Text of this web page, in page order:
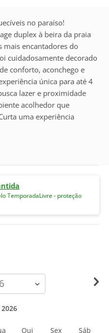
no paraíso!
duplex à beira da praia
mais encantadores do
cuidadosamente decorado
conforto, aconchego e
única para até 4
lazer e proximidade
acolhedor que
uma experiência
TemporadaLivre - proteção
Qui Sex Sáb